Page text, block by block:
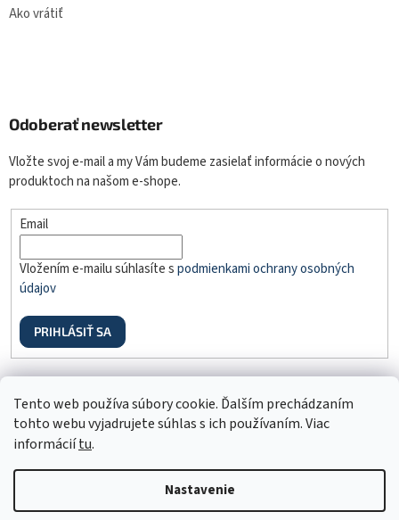
Tento web používa súbory cookie. Ďalším prechádzaním
tohto webu vyjadrujete súhlas s ich používaním. Viac
informáciítu.
Nastavenie
Ako vrátiť
Odoberať newsletter
Vložte svoj e-mail a my Vám budeme zasielať informácie o nových
produktoch na našom e-shope.
Email
Vložením e-mailu súhlasíte spodmienkami ochrany osobných
údajov
PRIHLÁSIŤ SA
Odstúpenie od zmluvy
Vytvoril Shoptet